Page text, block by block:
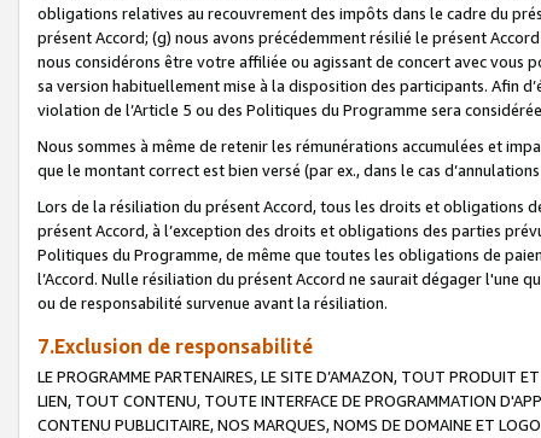
obligations relatives au recouvrement des impôts dans le cadre du
présent Accord; (g) nous avons précédemment résilié le présent
nous considérons être votre affiliée ou agissant de concert avec vous
sa version habituellement mise à la disposition des participants. Afin
violation de l’Article 5 ou des Politiques du Programme sera
Nous sommes à même de retenir les rémunérations accumulées et
que le montant correct est bien versé (par ex., dans le cas
Lors de la résiliation du présent Accord, tous les droits et obligations
présent Accord, à l’exception des droits et obligations des parties
Politiques du Programme, de même que toutes les obligations de
l’Accord. Nulle résiliation du présent Accord ne saurait dégager l'une
ou de responsabilité survenue avant la résiliation.
7.Exclusion de responsabilité
LE PROGRAMME PARTENAIRES, LE SITE D’AMAZON, TOUT PRODUIT
LIEN, TOUT CONTENU, TOUTE INTERFACE DE PROGRAMMATION
CONTENU PUBLICITAIRE, NOS MARQUES, NOMS DE DOMAINE ET